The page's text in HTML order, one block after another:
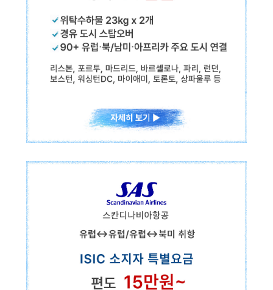
에어포르투칼
유럽↔유럽/유럽↔북/중/남미 취항
✓위탁수하물 23kg x 2개
✓경유 도시 스탑오버
✓90+ 유럽·북/남미·아프리카 주요 도시 연결
ISIC 소지자 특별요금
편도
왕복25만원~